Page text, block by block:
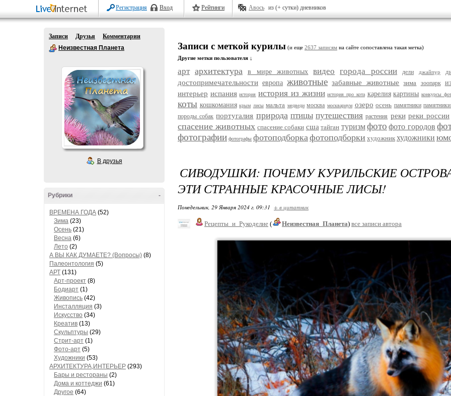
Регистрация Вход Рейтинги Авось из (+ сутки) дневников
Записи Друзья
Комментарии
Неизвестная Планета
В друзья
-
Рубрики
ВРЕМЕНА ГОДА (52)
Зима (23)
Осень (21)
Весна (6)
Лето (2)
А ВЫ КАК ДУМАЕТЕ? (Вопросы) (8)
Палеонтология (5)
АРТ (131)
Арт-проект (8)
Бодиарт (1)
Живопись (42)
Инсталляция (3)
Искусство (34)
Креатив (13)
Скульптуры (29)
Стрит-арт (1)
Фото-арт (5)
Художники (53)
АРХИТЕКТУРА,ИНТЕРЬЕР (293)
Бары и рестораны (2)
Дома и коттеджи (61)
Другое (64)
Записи с меткой курилы (и еще 2637 записям на сайте сопоставлена такая метка)
Другие метки пользователя ↓
арт архитектура в мире животных видео города россии дели джайпур
достопримечательности европа животные забавные животные зима зоопарк
интерьер испания история история из жизни история про кота карелия картины конкурсы
коты кошкомания крым лисы мальта медведи москва москвариум озеро осень памятники
породы собак португалия природа птицы путешествия растения реки реки россии
спасение животных спасение собаки сша тайган туризм фото фото городов
фотографии фотографы фотоподборкафотоподборки художник художники
СИВОДУШКИ: ПОЧЕМУ КУРИЛЬСКИЕ
ЭТИ СТРАННЫЕ КРАСОЧНЫЕ ЛИСЫ!
Понедельник, 29 Января 2024 г. 09:31 + в цитатник
Рецепты_и_Рукоделие ( Неизвестная_Планета) все записи автора